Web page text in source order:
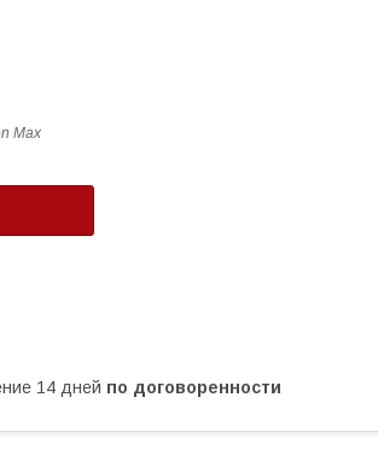
Max
14 дней по договоренности